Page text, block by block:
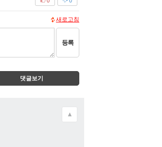
새로고침
등록
댓글보기
▲